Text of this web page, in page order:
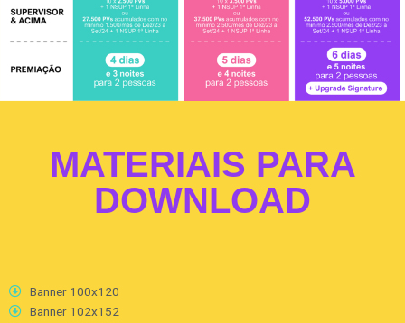
MATERIAIS PARA
DOWNLOAD
Banner 100x120
Banner 102x152